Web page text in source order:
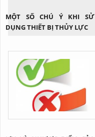
MỘT SỐ CHÚ Ý KHI SỬ
DỤNG THIẾT BỊ THỦY LỰC